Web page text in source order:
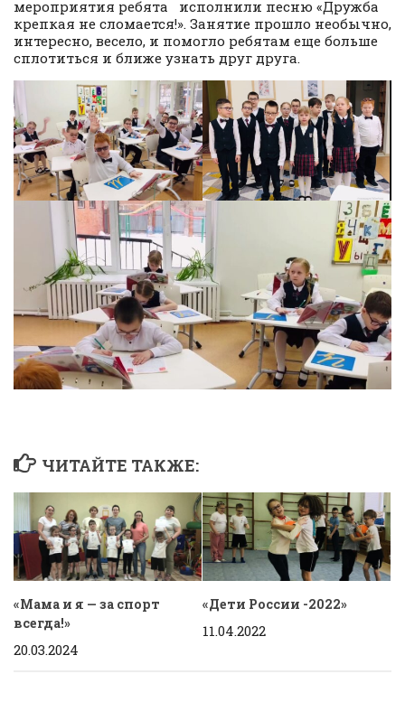
мероприятия ребята исполнили песню «Дружба
крепкая не сломается!». Занятие прошло необычно,
интересно, весело, и помогло ребятам еще больше
сплотиться и ближе узнать друг друга.
ЧИТАЙТЕ ТАКЖЕ:
«Мама и я — за спорт
всегда!»
20.03.2024
«Дети России -2022»
11.04.2022